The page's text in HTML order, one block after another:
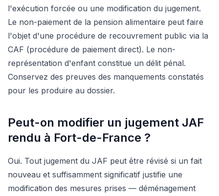
l'exécution forcée ou une modification du jugement.
Le non-paiement de la pension alimentaire peut faire
l'objet d'une procédure de recouvrement public via la
CAF (procédure de paiement direct). Le non-
représentation d'enfant constitue un délit pénal.
Conservez des preuves des manquements constatés
pour les produire au dossier.
Peut-on modifier un jugement JAF
rendu à Fort-de-France ?
Oui. Tout jugement du JAF peut être révisé si un fait
nouveau et suffisamment significatif justifie une
modification des mesures prises — déménagement